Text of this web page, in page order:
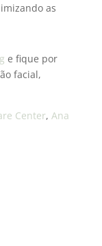
as
e fique por
facial,
Center, Ana